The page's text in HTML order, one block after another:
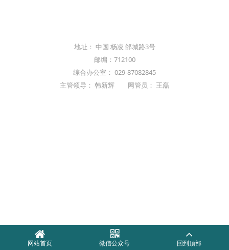
地址： 中国 杨凌 邰城路3号
邮编：712100
综合办公室： 029-87082845
主管领导： 韩新辉 网管员： 王磊
网站首页 微信公众号 回到顶部